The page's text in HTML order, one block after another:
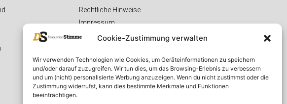
Cookie-Zustimmung verwalten
Wir verwenden Technologien wie Cookies, um Geräteinformationen zu speichern
und/oder darauf zuzugreifen. Wir tun dies, um das Browsing-Erlebnis zu verbessern
und um (nicht) personalisierte Werbung anzuzeigen. Wenn du nicht zustimmst oder die
Zustimmung widerrufst, kann dies bestimmte Merkmale und Funktionen
beeinträchtigen.
Rechtliche Hinweise
Impressum
Datenschutzerklärung